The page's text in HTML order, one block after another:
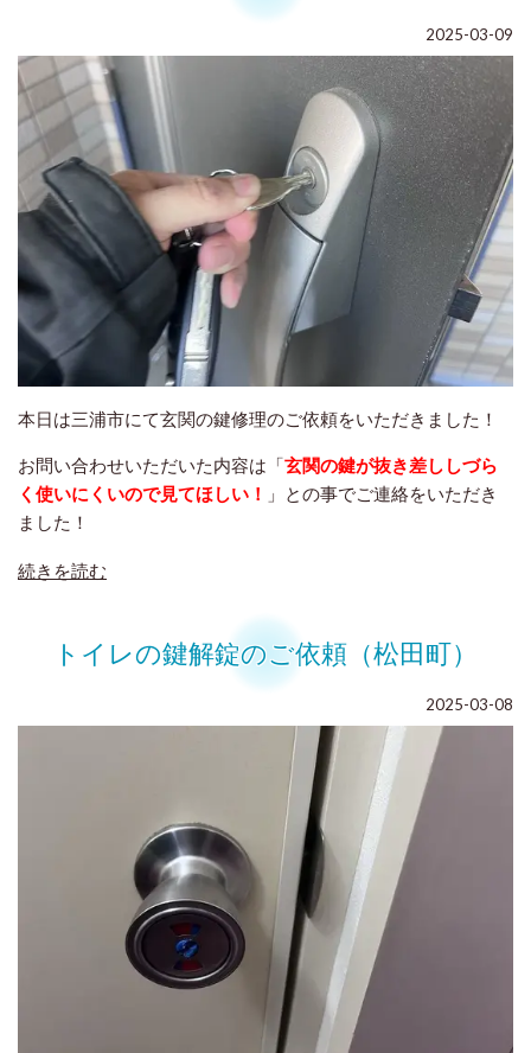
2025-03-09
本日は三浦市にて玄関の鍵修理のご依頼をいただきました！
お問い合わせいただいた内容は「玄関の鍵が抜き差ししづら
く使いにくいので見てほしい！
」との事でご連絡をいただき
ました！
続きを読む
トイレの鍵解錠のご依頼（松田町）
2025-03-08